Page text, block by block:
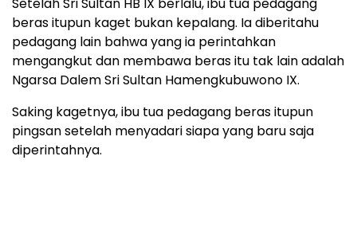
beras itupun kaget bukan kepalang. Ia diberitahu
pedagang lain bahwa yang ia perintahkan
mengangkut dan membawa beras itu tak lain adalah
Ngarsa Dalem Sri Sultan Hamengkubuwono IX.
Saking kagetnya, ibu tua pedagang beras itupun
pingsan setelah menyadari siapa yang baru saja
diperintahnya.